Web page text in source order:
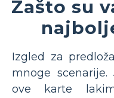
Zašto su
Izgled za
mnoge scenarije.
ove karte